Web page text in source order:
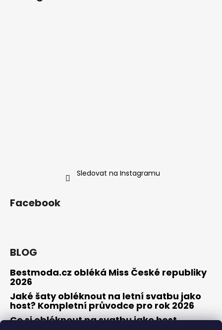
Sledovat na Instagramu
Facebook
BLOG
Bestmoda.cz obléká Miss České republiky
2026
Jaké šaty obléknout na letní svatbu jako
host? Kompletní průvodce pro rok 2026
Co si obléknout na svatbu jako host